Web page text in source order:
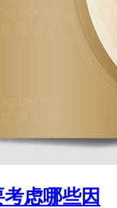
虑哪些因